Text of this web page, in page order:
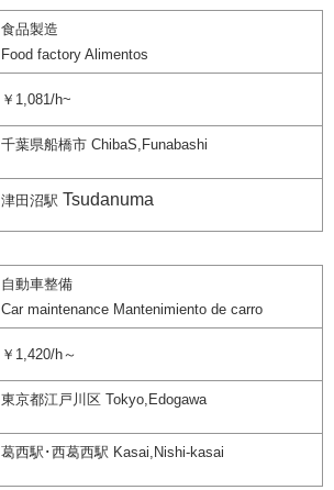
食品製造
Food factory Alimentos
￥1,081/h~
千葉県船橋市 ChibaS,Funabashi
津田沼駅 Tsudanuma
自動車整備
Car maintenance Mantenimiento de carro
￥1,420/h～
東京都江戸川区 Tokyo,Edogawa
葛西駅･西葛西駅 Kasai,Nishi-kasai